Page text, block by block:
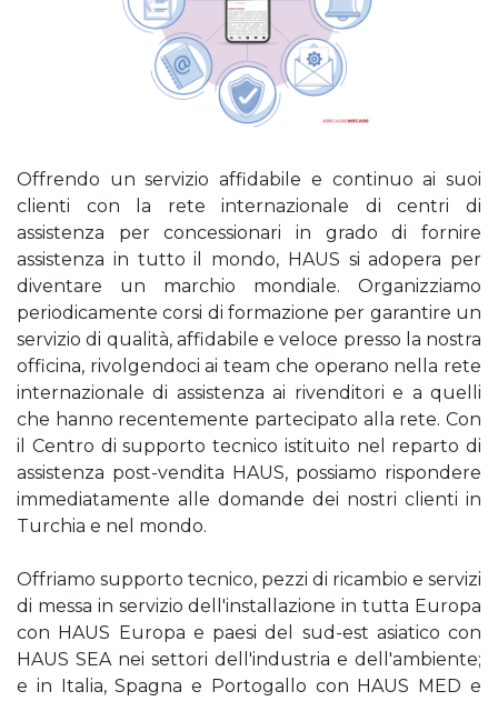
Offrendo un servizio affidabile e continuo ai suoi
clienti con la rete internazionale di centri di
assistenza per concessionari in grado di fornire
assistenza in tutto il mondo, HAUS si adopera per
diventare un marchio mondiale. Organizziamo
periodicamente corsi di formazione per garantire un
servizio di qualità, affidabile e veloce presso la nostra
officina, rivolgendoci ai team che operano nella rete
internazionale di assistenza ai rivenditori e a quelli
che hanno recentemente partecipato alla rete. Con
il Centro di supporto tecnico istituito nel reparto di
assistenza post-vendita HAUS, possiamo rispondere
immediatamente alle domande dei nostri clienti in
Turchia e nel mondo.
Offriamo supporto tecnico, pezzi di ricambio e servizi
di messa in servizio dell'installazione in tutta Europa
con HAUS Europa e paesi del sud-est asiatico con
HAUS SEA nei settori dell'industria e dell'ambiente;
e in Italia, Spagna e Portogallo con HAUS MED e